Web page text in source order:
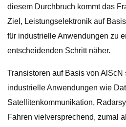
diesem Durchbruch kommt das
Ziel, Leistungselektronik auf
für industrielle Anwendungen zu
entscheidenden Schritt näher.
Transistoren auf Basis von
industrielle Anwendungen wie
Satellitenkommunikation,
Fahren vielversprechend, zumal